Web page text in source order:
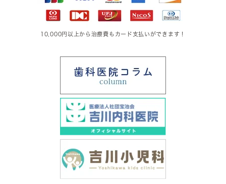
10,000円以上から治療費もカード支払いができます！